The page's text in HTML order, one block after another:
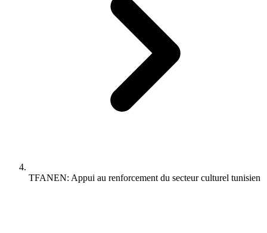
TFANEN: Appui au renforcement du secteur culturel tunisien